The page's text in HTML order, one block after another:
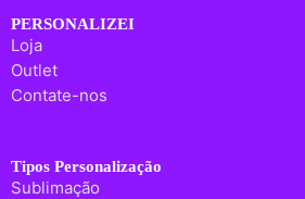
PERSONALIZEI
Loja
Outlet
Contate-nos
Tipos Personalização
Sublimação